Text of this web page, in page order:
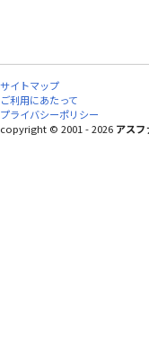
サイトマップ
ご利用にあたって
プライバシーポリシー
copyright © 2001 - 2026 アスフ